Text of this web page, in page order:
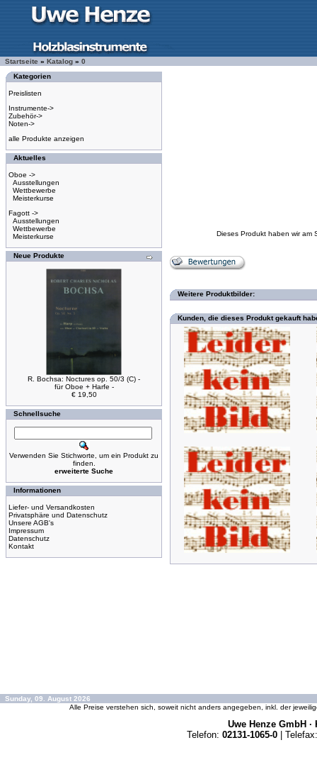
Startseite » Katalog » 0
Kategorien
Preislisten
Instrumente->
Zubehör->
Noten->
alle Produkte anzeigen
Aktuelles
Oboe ->
Ausstellungen
Wettbewerbe
Meisterkurse
Fagott ->
Ausstellungen
Wettbewerbe
Meisterkurse
Neue Produkte
R. Bochsa: Noctures op. 50/3 (C) -
für Oboe + Harfe -
€ 19,50
Schnellsuche
Verwenden Sie Stichworte, um ein Produkt zu
finden.
erweiterte Suche
Informationen
Liefer- und Versandkosten
Privatsphäre und Datenschutz
Unsere AGB's
Impressum
Datenschutz
Kontakt
Dieses Produkt haben wir am
Weitere Produktbilder:
Kunden, die dieses Produkt gekauft
Sunday, 09. August 2026
Alle Preise verstehen sich, soweit nicht anders angegeben, inkl. der
Uwe Henze GmbH ·
Telefon: 02131-1065-0 | Telefax: